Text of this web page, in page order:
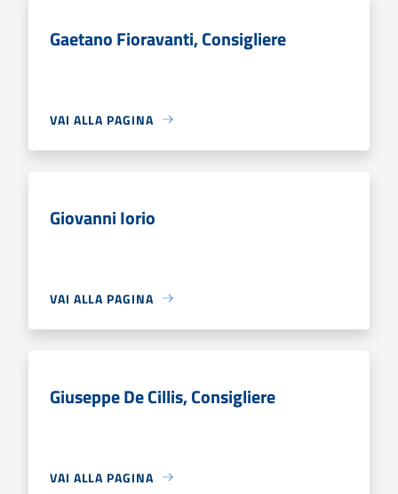
Gaetano Fioravanti, Consigliere
VAI ALLA PAGINA
Giovanni Iorio
VAI ALLA PAGINA
Giuseppe De Cillis, Consigliere
VAI ALLA PAGINA